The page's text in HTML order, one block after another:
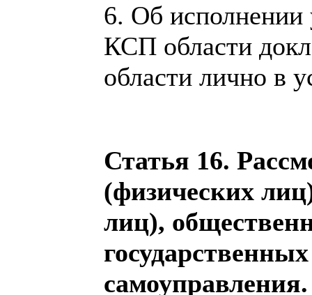
6. Об исполнении
КСП области
области лично в
Статья 16.
(физических
лиц),